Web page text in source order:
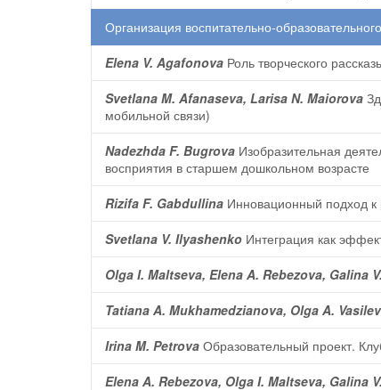
Организация воспитательно-
Elena V. Agafonova Роль творческого
Svetlana M. Afanaseva, Larisa N. Maiorova
мобильной связи)
Nadezhda F. Bugrova Изобразительная
восприятия в старшем дошкольном возрасте
Rizifa F. Gabdullina Инновационный подход к
Svetlana V. Ilyashenko Интеграция как
Olga I. Maltseva, Elena A. Rebezova, Galina
Tatiana A. Mukhamedzianova, Olga A.
Irina M. Petrova Образовательный проект.
Elena A. Rebezova, Olga I. Maltseva, Galina